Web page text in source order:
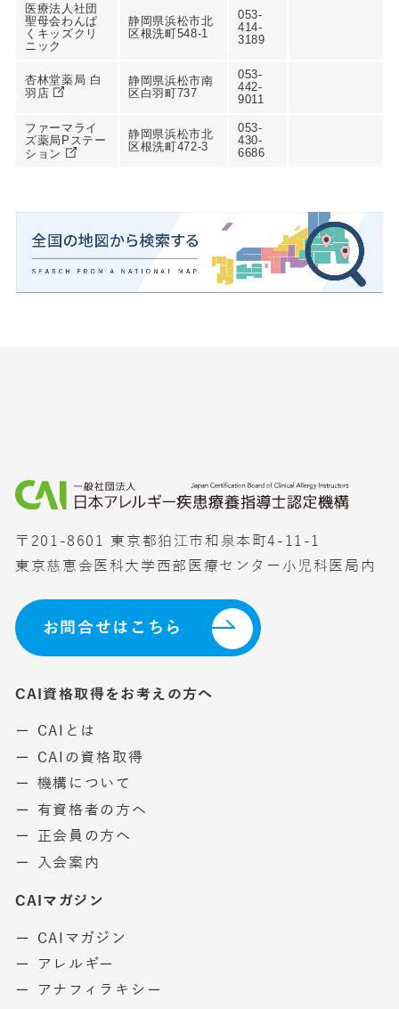
医療法人社団
聖母会わんぱ
くキッズクリ
ニック
静岡県浜松市北
区根洗町548-1
053-
414-
3189
杏林堂薬局 白
羽店
静岡県浜松市南
区白羽町737
053-
442-
9011
ファーマライ
ズ薬局Pステー
ション
静岡県浜松市北
区根洗町472-3
053-
430-
6686
〒201-8601 東京都狛江市和泉本町4-11-1
東京慈恵会医科大学西部医療センター小児科医局内
お問合せはこちら
CAI資格取得をお考えの方へ
ー CAIとは
ー CAIの資格取得
ー 機構について
ー 有資格者の方へ
ー 正会員の方へ
ー 入会案内
CAIマガジン
ー CAIマガジン
ー アレルギー
ー アナフィラキシー